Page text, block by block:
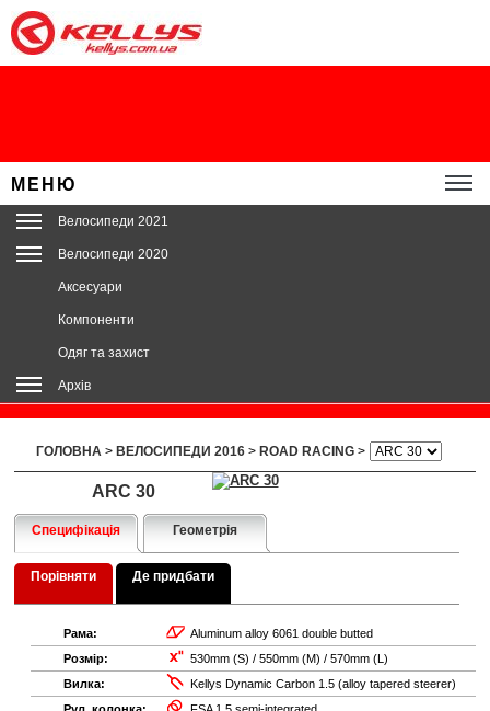
МЕНЮ
Велосипеди 2021
Велосипеди 2020
Аксесуари
Компоненти
Одяг та захист
Архів
ГОЛОВНА > ВЕЛОСИПЕДИ 2016 > ROAD RACING >
ARC 30
Специфікація Геометрія
Порівняти Де придбати
Рама:
Aluminum alloy 6061 double butted
Розмір:
530mm (S) / 550mm (M) / 570mm (L)
Вилка:
Kellys Dynamic Carbon 1.5 (alloy tapered steerer)